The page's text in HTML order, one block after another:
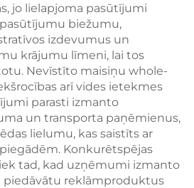
jo lielapjoma pasūtījumi
biežumu,
izdevumus un
krājumu līmeni, lai tos
Nevīstīto maisiņu whole-
arī vides ietekmes
parasti izmanto
un transporta paņēmienus,
lielumu, kas saistīts ar
Konkurētspējas
tad, kad uzņēmumi izmanto
piedāvātu reklāmproduktus